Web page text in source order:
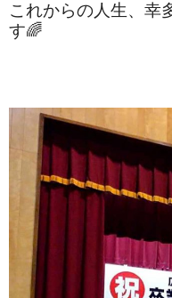
これからの人生、幸
す🌈